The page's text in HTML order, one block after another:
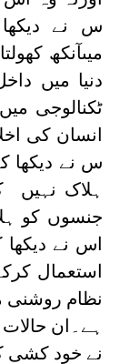
س نے
میںآنکھ
دنیا میں
ٹکنالوجی
انسان کی
س نے دیکھا
ہلاک نہیں
جنسوں کو
اس نے
استعمال
نظام روشنی
ہے۔ان
نے خود کشی